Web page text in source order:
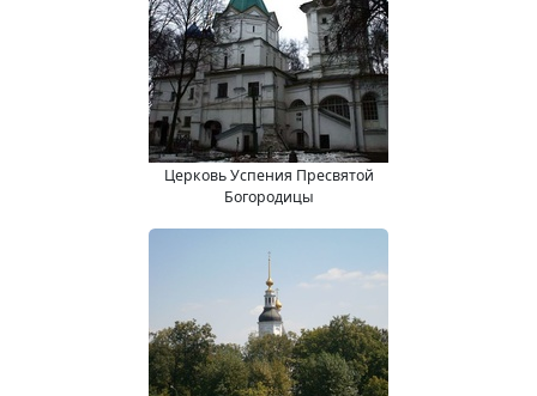
Церковь Успения Пресвятой
Богородицы